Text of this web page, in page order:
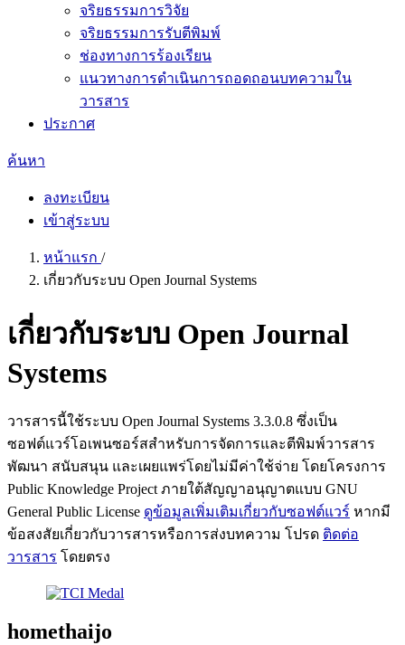
จริยธรรมการวิจัย
จริยธรรมการรับตีพิมพ์
ช่องทางการร้องเรียน
แนวทางการดำเนินการถอดถอนบทความใน
วารสาร
ประกาศ
ค้นหา
ลงทะเบียน
เข้าสู่ระบบ
หน้าแรก /
เกี่ยวกับระบบ Open Journal Systems
เกี่ยวกับระบบ Open Journal
Systems
วารสารนี้ใช้ระบบ Open Journal Systems 3.3.0.8 ซึ่งเป็น
ซอฟต์แวร์โอเพนซอร์สสำหรับการจัดการและตีพิมพ์วารสาร
พัฒนา สนับสนุน และเผยแพร่โดยไม่มีค่าใช้จ่าย โดยโครงการ
Public Knowledge Project ภายใต้สัญญาอนุญาตแบบ GNU
General Public License ดูข้อมูลเพิ่มเติมเกี่ยวกับซอฟต์แวร์ หากมี
ข้อสงสัยเกี่ยวกับวารสารหรือการส่งบทความ โปรด ติดต่อ
วารสาร โดยตรง
homethaijo